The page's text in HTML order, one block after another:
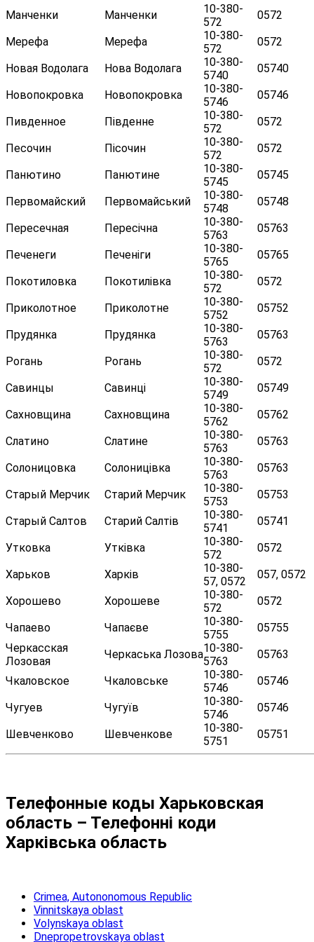
Манченки
Манченки
10-380-
572
0572
Мерефа
Мерефа
10-380-
572
0572
Новая Водолага
Нова Водолага
10-380-
5740
05740
Новопокровка
Новопокровка
10-380-
5746
05746
Пивденное
Південне
10-380-
572
0572
Песочин
Пісочин
10-380-
572
0572
Панютино
Панютине
10-380-
5745
05745
Первомайский
Первомайський
10-380-
5748
05748
Пересечная
Пересічна
10-380-
5763
05763
Печенеги
Печеніги
10-380-
5765
05765
Покотиловка
Покотилівка
10-380-
572
0572
Приколотное
Приколотне
10-380-
5752
05752
Прудянка
Прудянка
10-380-
5763
05763
Рогань
Рогань
10-380-
572
0572
Савинцы
Савинці
10-380-
5749
05749
Сахновщина
Сахновщина
10-380-
5762
05762
Слатино
Слатине
10-380-
5763
05763
Солоницовка
Солоницівка
10-380-
5763
05763
Старый Мерчик
Старий Мерчик
10-380-
5753
05753
Старый Салтов
Старий Салтів
10-380-
5741
05741
Утковка
Утківка
10-380-
572
0572
Харьков
Харків
10-380-
57, 0572
057, 0572
Хорошево
Хорошеве
10-380-
572
0572
Чапаево
Чапаєве
10-380-
5755
05755
Черкасская
Лозовая
Черкаська Лозова10-380-
5763
05763
Чкаловское
Чкаловське
10-380-
5746
05746
Чугуев
Чугуїв
10-380-
5746
05746
Шевченково
Шевченкове
10-380-
5751
05751
Телефонные коды Харьковская
область – Телефонні коди
Харківська область
Crimea, Autononomous Republic
Vinnitskaya oblast
Volynskaya oblast
Dnepropetrovskaya oblast